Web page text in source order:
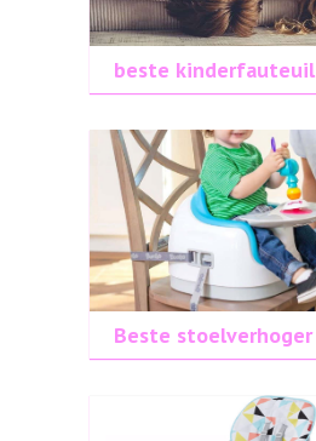
beste kinderfauteuil
Beste stoelverhoger